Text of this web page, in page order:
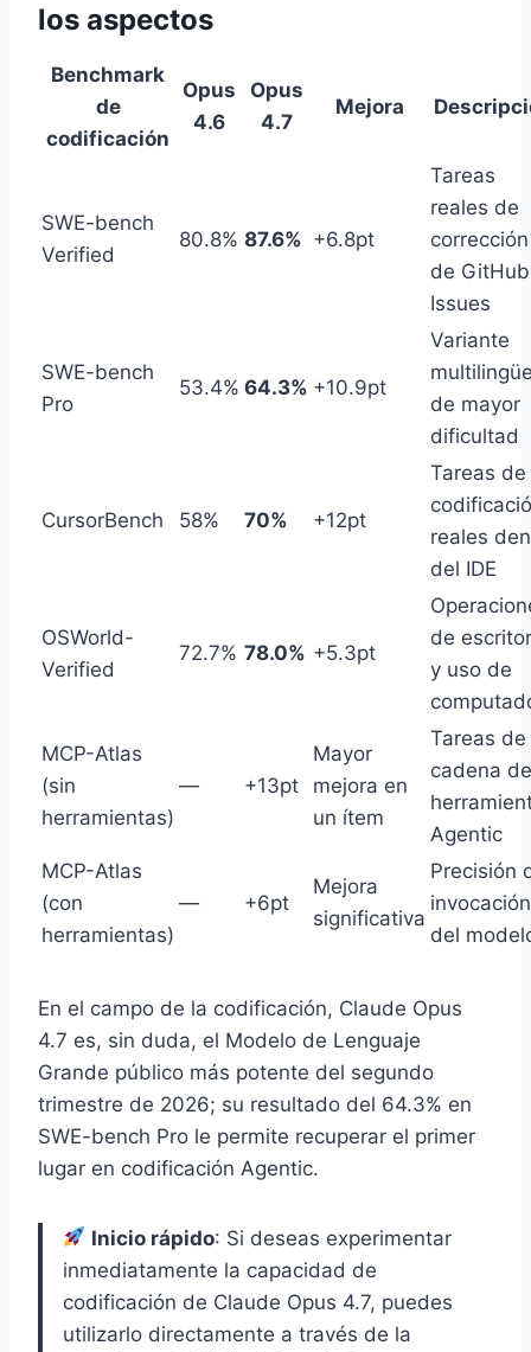
los aspectos
Benchmark
de
codificación
Opus
4.6
Opus
4.7
Mejora
SWE-bench
Verified
80.8% 87.6% +6.8pt
Tareas
reales de
corrección
de GitHub
Issues
SWE-bench
Pro
53.4% 64.3% +10.9pt
Variante
de mayor
dificultad
CursorBench 58% 70% +12pt
Tareas de
reales
del IDE
OSWorld-
Verified
72.7% 78.0% +5.3pt
de
y uso de
MCP-Atlas
(sin
herramientas)
— +13pt
Mayor
mejora en
un ítem
Tareas de
cadena de
Agentic
MCP-Atlas
(con
herramientas)
— +6pt
Mejora
significativa
Precisión
invocación
del
En el campo de la codificación, Claude Opus
4.7 es, sin duda, el Modelo de Lenguaje
Grande público más potente del segundo
trimestre de 2026; su resultado del 64.3% en
SWE-bench Pro le permite recuperar el primer
lugar en codificación Agentic.
Inicio rápido: Si deseas experimentar
inmediatamente la capacidad de
codificación de Claude Opus 4.7, puedes
utilizarlo directamente a través de la